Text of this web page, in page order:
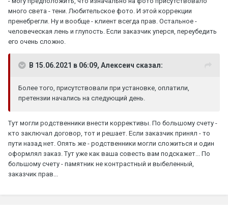
много света - тени. Любительское фото. И этой коррекции
пренебрегли. Ну и вообще - клиент всегда прав. Остальное -
человеческая лень и глупость. Если заказчик уперся, переубедить
его очень сложно.
В 15.06.2021 в 06:09, Алексеич сказал:
Более того, присутствовали при установке, оплатили,
претензии начались на следующий день.
Тут могли родственники внести коррективы. По большому счету -
кто заключал договор, тот и решает. Если заказчик принял - то
пути назад нет. Опять же - родственники могли сложиться и один
оформлял заказ. Тут уже как ваша совесть вам подскажет... По
большому счету - памятник не контрастный и выбеленный,
заказчик прав...